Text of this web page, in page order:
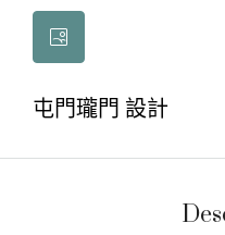
屯門瓏門 設計